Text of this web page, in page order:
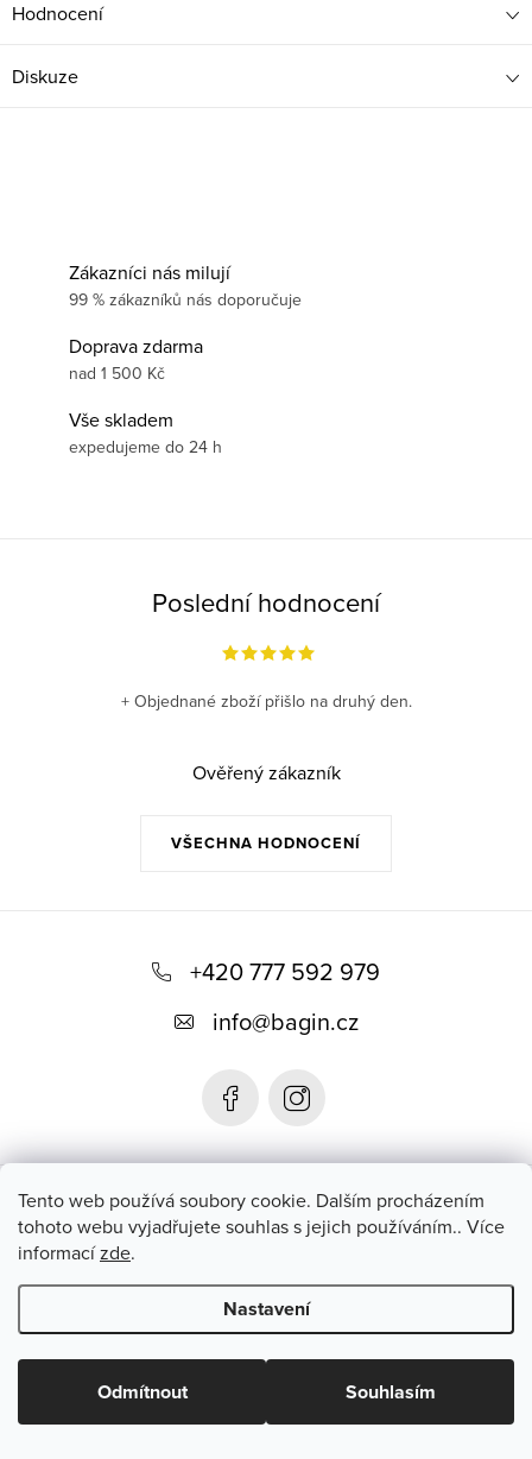
Tento web používá soubory cookie. Dalším procházením
tohoto webu vyjadřujete souhlas s jejich používáním.. Více
informacízde.
Nastavení
Odmítnout Souhlasím
Hodnocení
Diskuze
Zákazníci nás milují
99 % zákazníků nás doporučuje
Doprava zdarma
nad 1 500 Kč
Vše skladem
expedujeme do 24 h
Poslední hodnocení
VŠECHNA HODNOCENÍ
+ Objednané zboží přišlo na druhý den.
Ověřený zákazník
+420 777 592 979
info@bagin.cz
Bagin.cz
Instagram
Copyright 2026Bagin.cz. Všechna práva vyhrazena.Upravit
nastavení cookies